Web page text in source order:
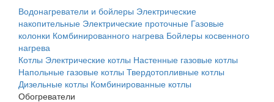
Водонагреватели и бойлеры Электрические
накопительные Электрические проточные Газовые
колонки Комбинированного нагрева Бойлеры косвенного
нагрева
Котлы Электрические котлы Настенные газовые котлы
Напольные газовые котлы Твердотопливные котлы
Дизельные котлы Комбинированные котлы
Обогреватели